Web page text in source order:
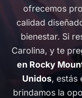
ofrecemos
calidad
bienestar. Si
Carolina, y te
en Rocky
Unidos, estás
brindamos la